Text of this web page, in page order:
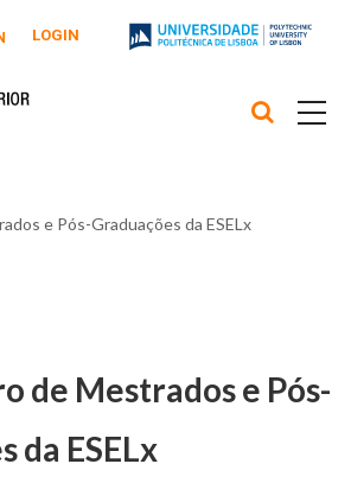
LOGIN
e Pós-Graduações da ESELx
de Mestrados e Pós-
da ESELx